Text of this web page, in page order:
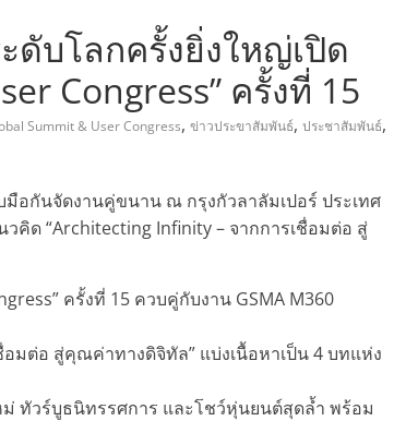
ดับโลกครั้งยิ่งใหญ่เปิด
Congress” ครั้งที่ 15
Summit & User Congress, ข่าวประขาสัมพันธ์, ประชาสัมพันธ์,
อกันจัดงานคู่ขนาน ณ กรุงกัวลาลัมเปอร์ ประเทศ
คิด “Architecting Infinity – จากการเชื่อมต่อ สู่
ครั้งที่ 15 ควบคู่กับงาน GSMA M360
มต่อ สู่คุณค่าทางดิจิทัล” แบ่งเนื้อหาเป็น 4 บทแห่ง
ทัวร์บูธนิทรรศการ และโชว์หุ่นยนต์สุดล้ำ พร้อม